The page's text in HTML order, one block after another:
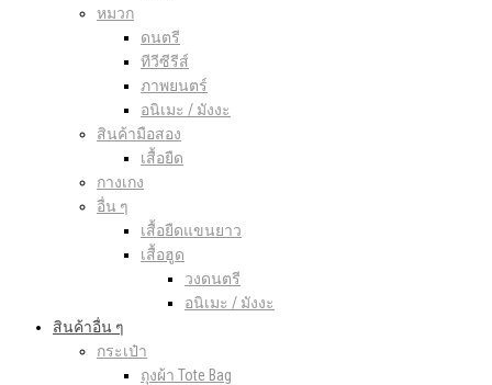
หมวก
ดนตรี
ทีวีซีรีส์
ภาพยนตร์
อนิเมะ / มังงะ
สินค้ามือสอง
เสื้อยืด
กางเกง
อื่น ๆ
เสื้อยืดแขนยาว
เสื้อฮูด
วงดนตรี
อนิเมะ / มังงะ
สินค้าอื่น ๆ
กระเป๋า
ถุงผ้า Tote Bag